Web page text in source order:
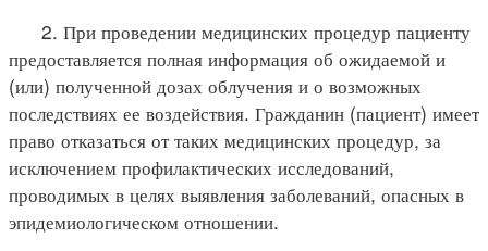
2. При проведении медицинских процедур пациенту
предоставляется полная информация об ожидаемой и
(или) полученной дозах облучения и о возможных
последствиях ее воздействия. Гражданин (пациент) имеет
право отказаться от таких медицинских процедур, за
исключением профилактических исследований,
проводимых в целях выявления заболеваний, опасных в
эпидемиологическом отношении.